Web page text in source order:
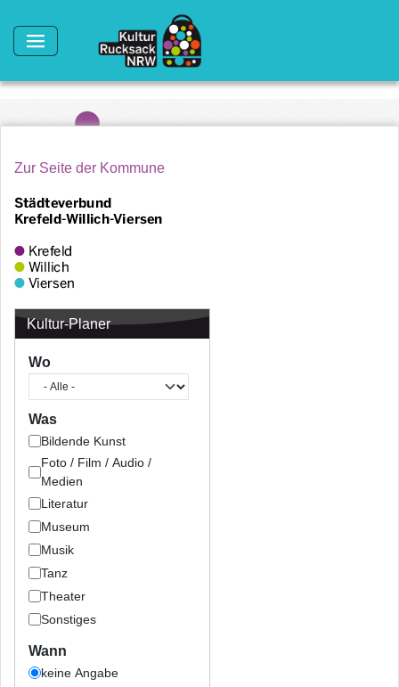
Zur Seite der Kommune
Kultur-Planer
Wo
Was
Bildende Kunst
Foto / Film / Audio /
Medien
Literatur
Museum
Musik
Tanz
Theater
Sonstiges
Wann
keine Angabe